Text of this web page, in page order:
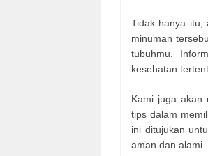
Tidak hanya itu,
minuman
tubuhmu.
kesehatan
Kami juga akan
tips dalam
ini ditujukan
aman dan alami.